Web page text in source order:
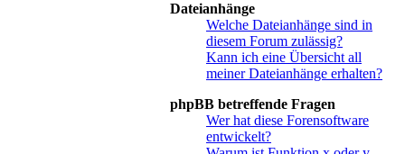
Dateianhänge
Welche Dateianhänge sind in
diesem Forum zulässig?
Kann ich eine Übersicht all
meiner Dateianhänge erhalten?
phpBB betreffende Fragen
Wer hat diese Forensoftware
entwickelt?